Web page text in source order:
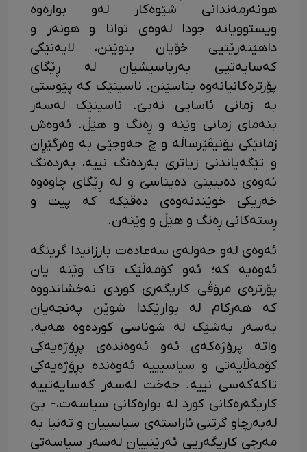
هونەرمەندانی شێوەکار لەو بوارەوە
ویستوویانە جودا لەوەی توانا و هونەر و
داهێنەرێتیی خۆیان بنوێنن، لایەنێکی
کەسایەتیی بەرباسیشیان لە ڕێگای
پۆرترەکانیانەوە بناسێنن. ناسینێک کە پێوستی
بە زمانی ئاسایی نەبێ. ناسینێک لەسەر
بنەمای زمانی وێنە و ڕەنگ و هێڵ. ئەوەش
زمانێکی یۆنیڤێرساڵە و چ حەوجێی بە وەرگێڕان
و تێگەیاندنی زیاتری بەردەنگ نییە، بەردەنگ
ئەوەی دەیبینێ دەیناسێ و لە ڕێگای چاوەوە
خەریکی خوێندنەوەی دەقێکە کە پیت و
ڕستەکانی ڕەنگ و هێڵ و وێنەن.
ئەوەی لەو حەولەی سەعادەت بارزانیدا گرینگە
ئەوەیە کە؛ ئەو کۆمەڵێک تاک وێنە یان
پۆرترەی مرۆڤی کاریگەری کوردی نەخشاندووە
کە هەرکام لە بوارێکدا شوێن پەنجەیان
بەسەر بەشێک لە شوناسی کوردەوە هەیە.
واتە پرۆژەکەی ئەو ئەوەندەی پڕۆژەیەکی
کۆمەڵایەتی و سیاسیییە ئەوەندە پڕۆژەیەکی
تاکەکەسی نییە. جەخت لەسەر کەسایەتییە
کاریگەرەکانی کورد لە بوارەکانی سیاسەت،- بێ
لەبەرچاو گرتنی ئاراستەی سیاسییان و تەنیا بە
مەرجی کاریگەریی ئەرێنییان لەسەر سیاسەتی